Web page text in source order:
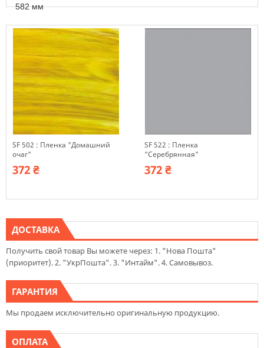
582 мм
SF 502 : Пленка "Домашний
очаг"
372 ₴
SF 522 : Пленка
"Серебрянная"
372 ₴
ДОСТАВКА
Получить свой товар Вы можете через: 1. "Нова Пошта"
(приоритет). 2. "УкрПошта". 3. "Интайм". 4. Самовывоз.
ГАРАНТИЯ
Мы продаем исключительно оригинальную продукцию.
ОПЛАТА